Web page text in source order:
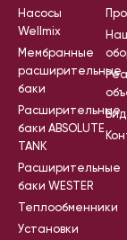
Насосы
Wellmix
Мембранные
расширительные
баки
Расширительные
баки ABSOLUTE
TANK
Расширительные
баки WESTER
Теплообменники
Установки